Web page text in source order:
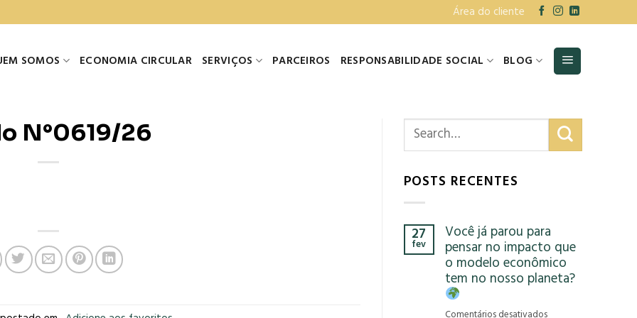
Área do cliente
SOMOS ECONOMIA CIRCULAR SERVIÇOS PARCEIROS RESPONSABILIDADE SOCIAL BLOG
N°0619/26
POSTS RECENTES
27
fev
Você já parou para
pensar no impacto que
o modelo econômico
tem no nosso planeta?
Comentários desativadosem